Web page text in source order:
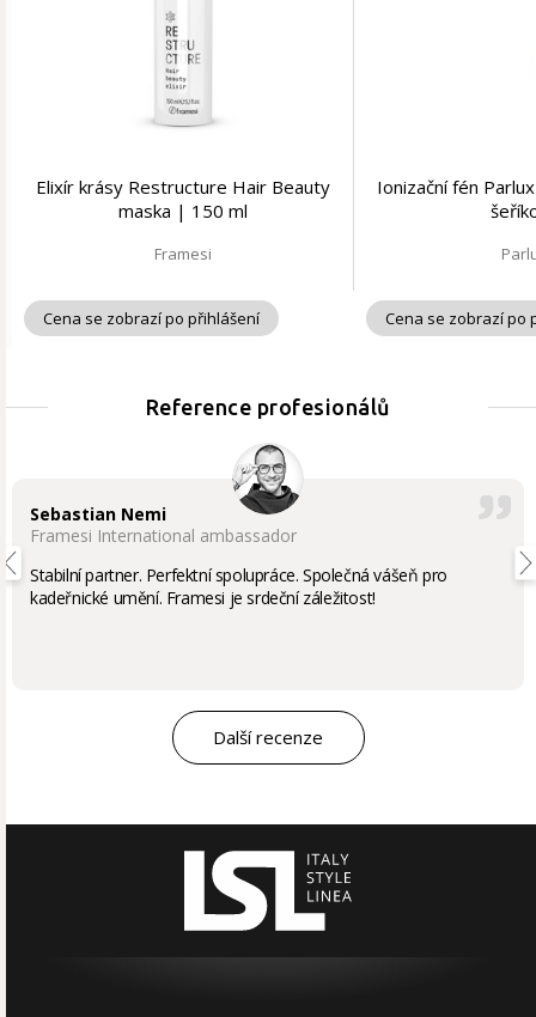
Elixír krásy Restructure Hair Beauty
maska | 150 ml
Framesi
Cena se zobrazí po přihlášení
Ionizační fén
Cena se zobrazí po
Reference profesionálů
Sebastian Nemi
Framesi International ambassador
Stabilní partner. Perfektní spolupráce. Společná vášeň pro
kadeřnické umění. Framesi je srdeční záležitost!
Další recenze